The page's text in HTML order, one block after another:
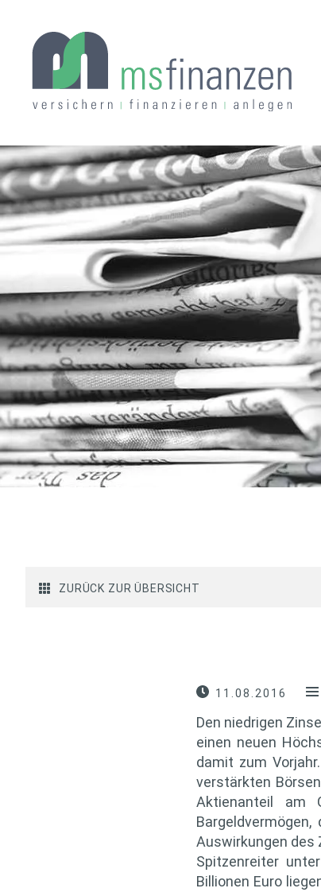
ZURÜCK ZUR ÜBERSICHT
11.08.2016
Den niedrigen
einen neuen
damit zum
verstärkten
Aktienanteil am
Auswirkungen des
Spitzenreiter
Billionen Euro